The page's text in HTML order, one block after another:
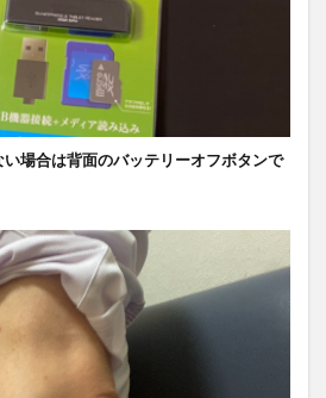
い場合は背面のバッテリーオフボタンで